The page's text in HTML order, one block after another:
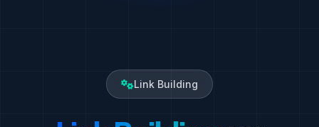
Link Building